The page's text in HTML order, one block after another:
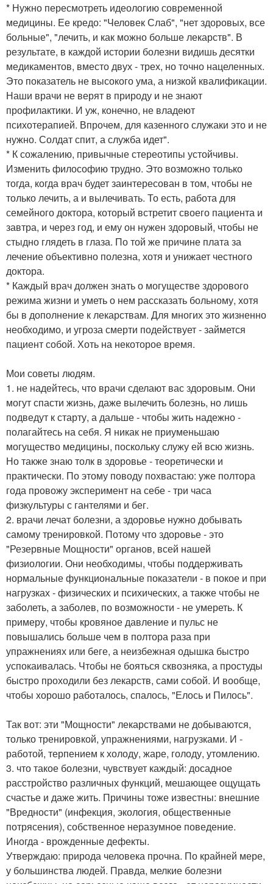
* Нужно пересмотреть идеологию современной
медицины. Ее кредо: "Человек Слаб", "нет здоровых, все
больные", "лечить, и как можно больше лекарств". В
результате, в каждой истории болезни видишь десятки
медикаментов, вместо двух - трех, но точно нацеленных.
Это показатель не высокого ума, а низкой квалификации.
Наши врачи не верят в природу и не знают
профилактики. И уж, конечно, не владеют
психотерапией. Впрочем, для казенного служаки это и не
нужно. Солдат спит, а служба идет".
* К сожалению, привычные стереотипы устойчивы.
Изменить философию трудно. Это возможно только
тогда, когда врач будет заинтересован в том, чтобы не
только лечить, а и вылечивать. То есть, работа для
семейного доктора, который встретит своего пациента и
завтра, и через год, и ему он нужен здоровый, чтобы не
стыдно глядеть в глаза. По той же причине плата за
лечение объективно полезна, хотя и унижает честного
доктора.
* Каждый врач должен знать о могуществе здорового
режима жизни и уметь о нем рассказать больному, хотя
бы в дополнение к лекарствам. Для многих это жизненно
необходимо, и угроза смерти подействует - займется
пациент собой. Хоть на некоторое время.
Мои советы людям.
1. не надейтесь, что врачи сделают вас здоровым. Они
могут спасти жизнь, даже вылечить болезнь, но лишь
подведут к старту, а дальше - чтобы жить надежно -
полагайтесь на себя. Я никак не приуменьшаю
могущество медицины, поскольку служу ей всю жизнь.
Но также знаю толк в здоровье - теоретически и
практически. По этому поводу похвастаю: уже полтора
года провожу эксперимент на себе - три часа
физкультуры с гантелями и бег.
2. врачи лечат болезни, а здоровье нужно добывать
самому тренировкой. Потому что здоровье - это
"Резервные Мощности" органов, всей нашей
физиологии. Они необходимы, чтобы поддерживать
нормальные функциональные показатели - в покое и при
нагрузках - физических и психических, а также чтобы не
заболеть, а заболев, по возможности - не умереть. К
примеру, чтобы кровяное давление и пульс не
повышались больше чем в полтора раза при
упражнениях или беге, а неизбежная одышка быстро
успокаивалась. Чтобы не бояться сквозняка, а простуды
быстро проходили без лекарств, сами собой. И вообще,
чтобы хорошо работалось, спалось, "Елось и Пилось".
Так вот: эти "Мощности" лекарствами не добываются,
только тренировкой, упражнениями, нагрузками. И -
работой, терпением к холоду, жаре, голоду, утомлению.
3. что такое болезни, чувствует каждый: досадное
расстройство различных функций, мешающее ощущать
счастье и даже жить. Причины тоже известны: внешние
"Вредности" (инфекция, экология, общественные
потрясения), собственное неразумное поведение.
Иногда - врожденные дефекты.
Утверждаю: природа человека прочна. По крайней мере,
у большинства людей. Правда, мелкие болезни